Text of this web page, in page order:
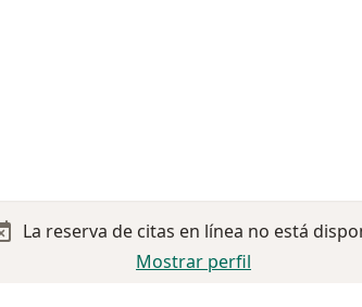
La reserva de citas en línea no está
Mostrar perfil